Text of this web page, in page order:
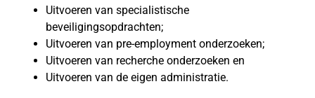
Uitvoeren van specialistische
beveiligingsopdrachten;
Uitvoeren van pre-employment onderzoeken;
Uitvoeren van recherche onderzoeken en
Uitvoeren van de eigen administratie.